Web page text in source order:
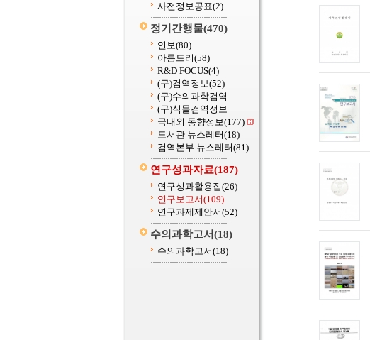
사전정보공표(2)
정기간행물(470)
연보(80)
아름드리(58)
R&D FOCUS(4)
(구)검역정보(52)
(구)수의과학검역
(구)식물검역정보
국내외 동향정보(177)
도서관 뉴스레터(18)
검역본부 뉴스레터(81)
연구성과자료(187)
연구성과활용집(26)
연구보고서(109)
연구과제제안서(52)
수의과학고서(18)
수의과학고서(18)